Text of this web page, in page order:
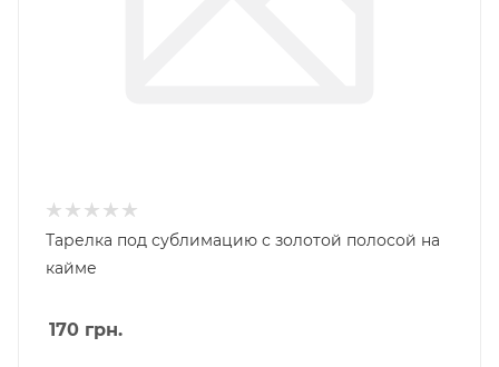
Тарелка под сублимацию с золотой полосой на
кайме
170 грн.